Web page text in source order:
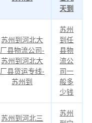
天到
苏州到河北大
厂县物流公司-
苏州到河北大
厂县货运专线-
苏州到
苏州
到任
县物
流公
司一
般多
少钱
苏州到河北三
苏州